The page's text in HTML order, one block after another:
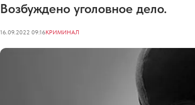
Возбуждено уголовное дело.
16.09.2022 09:16КРИМИНАЛ